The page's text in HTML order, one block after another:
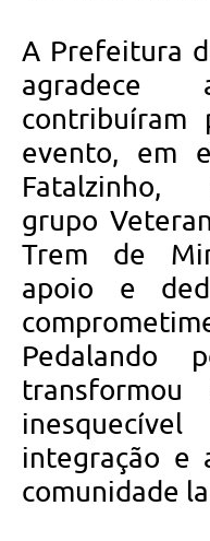
A Prefeitura
contribuíram
evento, em
Fatalzinho,
grupo
Trem de
apoio e
Pedalando
integração e
comunidade